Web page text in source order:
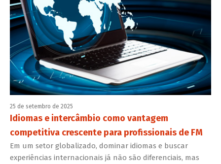
25 de setembro de 2025
Idiomas e intercâmbio como vantagem
competitiva crescente para profissionais de FM
Em um setor globalizado, dominar idiomas e buscar
experiências internacionais já não são diferenciais, mas